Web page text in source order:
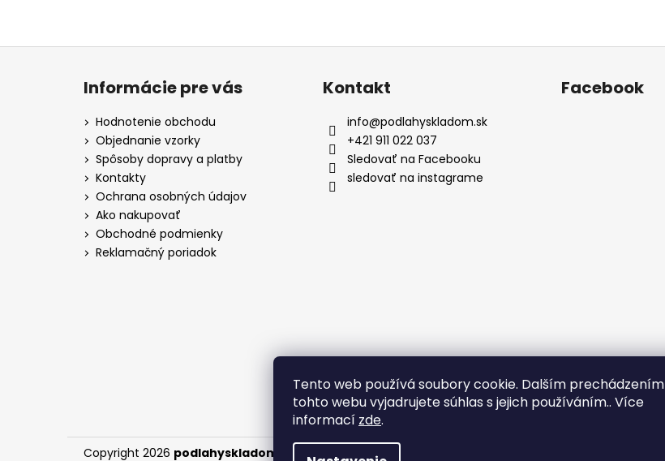
Tento web používá soubory cookie. Dalším prechádzením
tohto webu vyjadrujete súhlas s jejich používáním.. Více
informací zde.
Informácie pre vás
Hodnotenie obchodu
Objednanie vzorky
Spôsoby dopravy a platby
Kontakty
Ochrana osobných údajov
Ako nakupovať
Obchodné podmienky
Reklamačný poriadok
Kontakt
info@podlahyskladom.sk
+421 911 022 037
Sledovať na Facebooku
sledovať na instagrame
Facebook
Copyright 2026 podlahyskladom.sk . Všetky práva vyhradené.